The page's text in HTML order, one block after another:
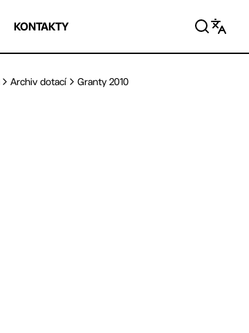
KONTAKTY
Archiv dotací Granty 2010